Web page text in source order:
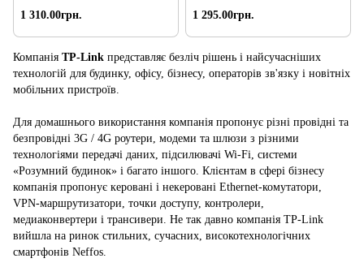
1 310.00грн.
1 295.00грн.
Компанія TP-Link представляє безліч рішень і найсучасніших
технологій для будинку, офісу, бізнесу, операторів зв'язку і новітніх
мобільних пристроїв.
Для домашнього використання компанія пропонує різні провідні та
безпровідні 3G / 4G роутери, модеми та шлюзи з різними
технологіями передачі даних, підсилювачі Wi-Fi, системи
«Розумний будинок» і багато іншого. Клієнтам в сфері бізнесу
компанія пропонує керовані і некеровані Ethernet-комутатори,
VPN-маршрутизатори, точки доступу, контролери,
медиаконвертери і трансивери. Не так давно компанія TP-Link
вийшла на ринок стильних, сучасних, високотехнологічних
смартфонів Neffos.